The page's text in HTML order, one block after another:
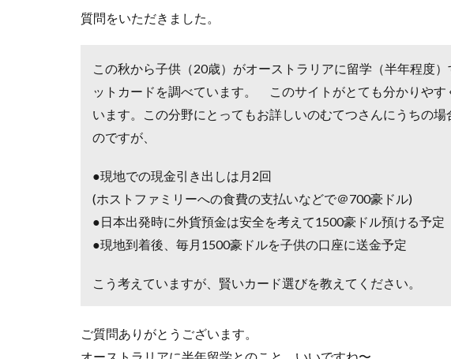
質問をいただきました。
この秋から子供（20歳）がオーストラリアに留学（半年程度
ットカードを調べています。 このサイトがとても分かりやす
います。この分野にとってもお詳しいのむてつさんにうちの
のですが、
●現地での現金引き出しは月2回
(ホストファミリーへの食費の支払いなどで＠700豪ドル)
●日本出発時に外貨預金は安全を考えて1500豪ドル預ける予定
●現地到着後、毎月1500豪ドルを子供の口座に送金予定
こう考えていますが、賢いカード選びを教えてください。
ご質問ありがとうございます。